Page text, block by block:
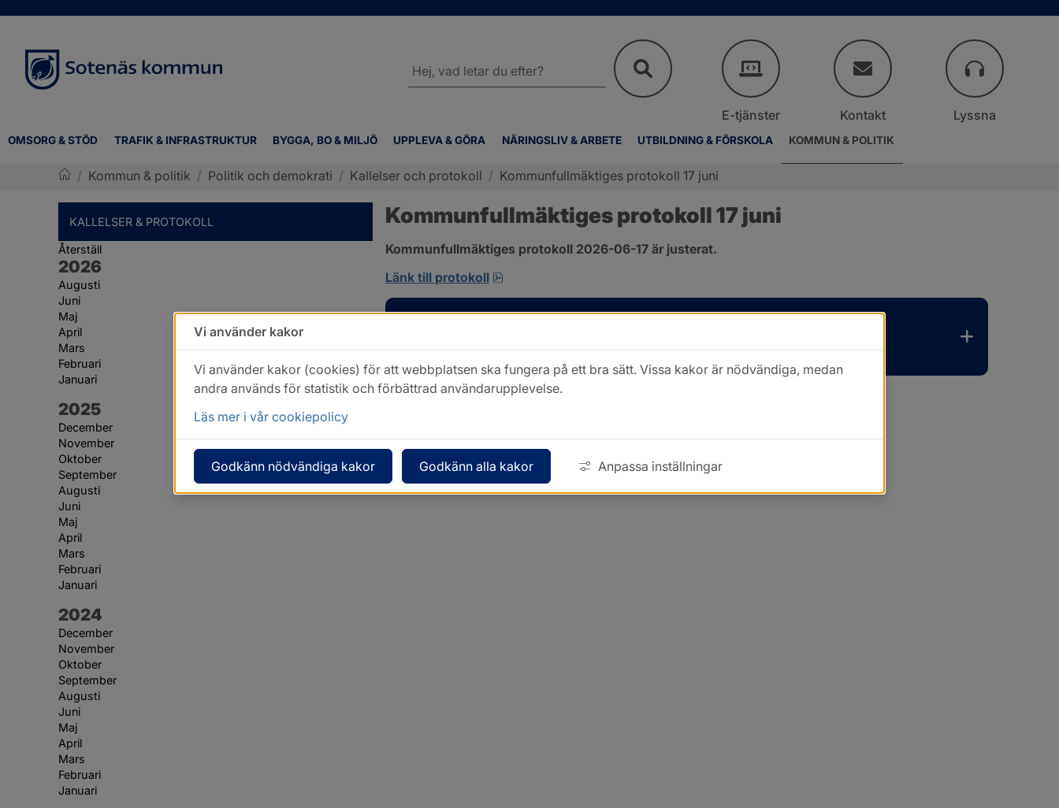
OMSORG & STÖD TRAFIK & INFRASTRUKTUR BYGGA, BO & MILJÖ UPPLEVA & GÖRA NÄRINGSLIV & ARBETE UTBILDNING & FÖRSKOLA KOMMUN & POLITIK
webbplatsen
E-tjänster Kontakt Lyssna
/ Kommun & politik / Politik och demokrati / Kallelser och protokoll / Kommunfullmäktiges protokoll 17 juni
KALLELSER & PROTOKOLL
Återställ
År:
2026
Augusti
Juni
Maj
April
Mars
Februari
Januari
År:
2025
December
November
Oktober
September
Augusti
Juni
Maj
April
Mars
Februari
Januari
År:
2024
December
November
Oktober
September
Augusti
Juni
Maj
April
Mars
Februari
Januari
Kommunfullmäktiges protokoll 17 juni
Kommunfullmäktiges protokoll 2026-06-17 är justerat.
Länk till protokoll
pdf, 1 MB, öppnas i nytt fönster.
Vi använder kakor
Vi använder kakor (cookies) för att webbplatsen ska fungera på ett bra sätt. Vissa kakor är nödvändiga, medan
andra används för statistik och förbättrad användarupplevelse.
Läs mer i vår cookiepolicy
Godkänn nödvändiga kakor Godkänn alla kakor Anpassa inställningar